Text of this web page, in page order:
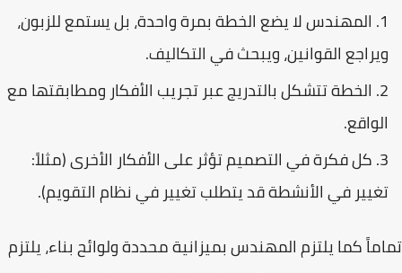
المهندس لا يضع الخطة بمرة واحدة، بل يستمع للزبون،
ويراجع القوانين، ويبحث في التكاليف.
الخطة تتشكل بالتدريج عبر تجريب الأفكار ومطابقتها مع
الواقع.
كل فكرة في التصميم تؤثر على الأفكار الأخرى (مثلاً:
تغيير في الأنشطة قد يتطلب تغيير في نظام التقويم).
تماماً كما يلتزم المهندس بميزانية محددة ولوائح بناء، يلتزم